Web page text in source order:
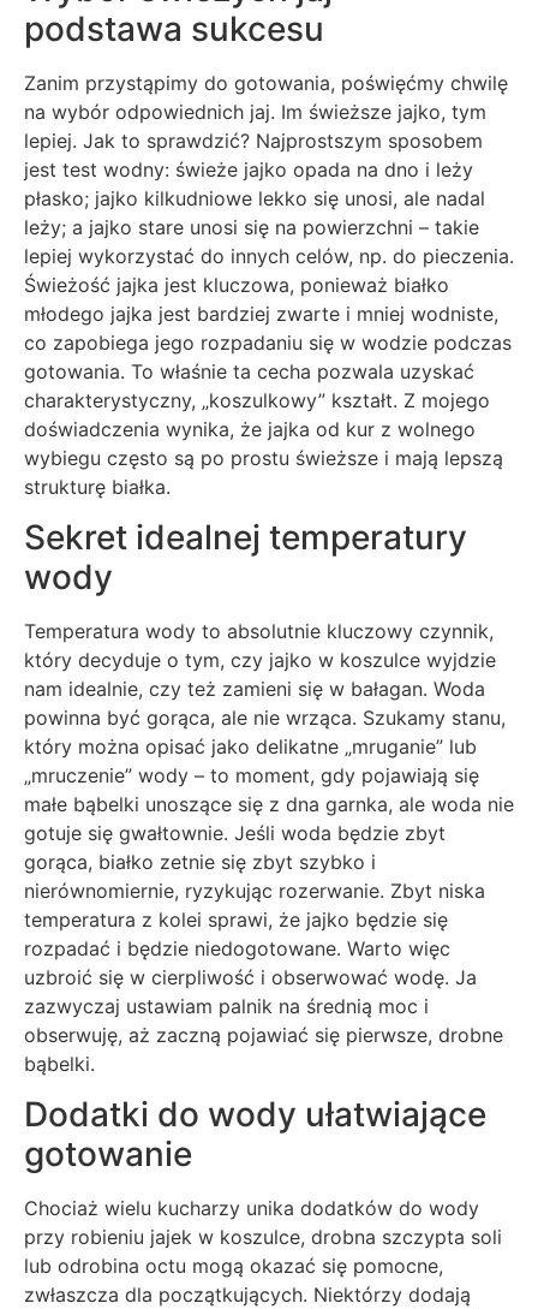
podstawa sukcesu
Zanim przystąpimy do gotowania, poświęćmy chwilę
na wybór odpowiednich jaj. Im świeższe jajko, tym
lepiej. Jak to sprawdzić? Najprostszym sposobem
jest test wodny: świeże jajko opada na dno i leży
płasko; jajko kilkudniowe lekko się unosi, ale nadal
leży; a jajko stare unosi się na powierzchni – takie
lepiej wykorzystać do innych celów, np. do pieczenia.
Świeżość jajka jest kluczowa, ponieważ białko
młodego jajka jest bardziej zwarte i mniej wodniste,
co zapobiega jego rozpadaniu się w wodzie podczas
gotowania. To właśnie ta cecha pozwala uzyskać
charakterystyczny, „koszulkowy” kształt. Z mojego
doświadczenia wynika, że jajka od kur z wolnego
wybiegu często są po prostu świeższe i mają lepszą
strukturę białka.
Sekret idealnej temperatury
wody
Temperatura wody to absolutnie kluczowy czynnik,
który decyduje o tym, czy jajko w koszulce wyjdzie
nam idealnie, czy też zamieni się w bałagan. Woda
powinna być gorąca, ale nie wrząca. Szukamy stanu,
który można opisać jako delikatne „mruganie” lub
„mruczenie” wody – to moment, gdy pojawiają się
małe bąbelki unoszące się z dna garnka, ale woda nie
gotuje się gwałtownie. Jeśli woda będzie zbyt
gorąca, białko zetnie się zbyt szybko i
nierównomiernie, ryzykując rozerwanie. Zbyt niska
temperatura z kolei sprawi, że jajko będzie się
rozpadać i będzie niedogotowane. Warto więc
uzbroić się w cierpliwość i obserwować wodę. Ja
zazwyczaj ustawiam palnik na średnią moc i
obserwuję, aż zaczną pojawiać się pierwsze, drobne
bąbelki.
Dodatki do wody ułatwiające
gotowanie
Chociaż wielu kucharzy unika dodatków do wody
przy robieniu jajek w koszulce, drobna szczypta soli
lub odrobina octu mogą okazać się pomocne,
zwłaszcza dla początkujących. Niektórzy dodają